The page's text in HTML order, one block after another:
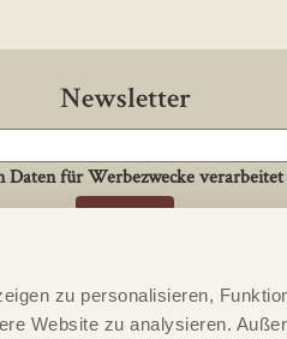
zu personalisieren,
Website zu analysieren.
Newsletter
Daten für Werbezwecke
Kontakt
PERFECT